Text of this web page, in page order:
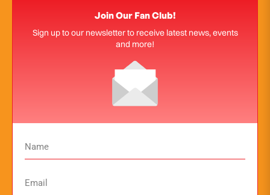
Join Our Fan Club!
Sign up to our newsletter to receive latest news, events
and more!